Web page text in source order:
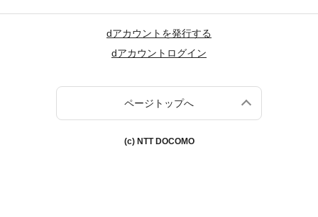
dアカウントを発行する
dアカウントログイン
ページトップへ
(c) NTT DOCOMO